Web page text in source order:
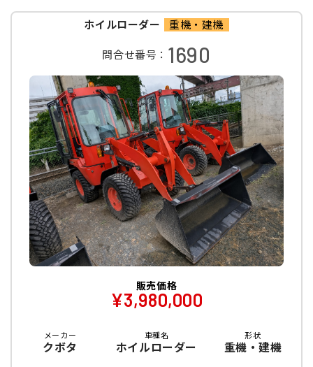
ホイルローダー 重機・建機
問合せ番号： 1690
販売価格
¥3,980,000
メーカー
クボタ
車種名
ホイルローダー
形状
重機・建機